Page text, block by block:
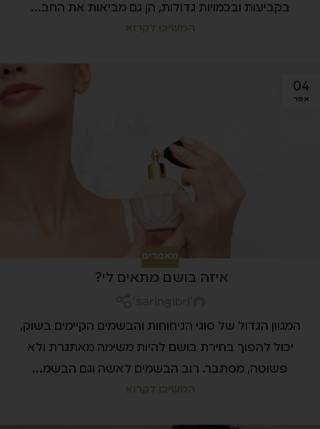
בקביעות ובכמויות גדולות, הן גם מביאות את החב...
המשיכו לקרוא
04
אפר
מאמרים
איזה בושם מתאים לי?
המגוון הגדול של סוגי הניחוחות והבשמים הקיימים בשוק,
יכול להפוך בחירת בושם להיות משימה מאתגרת ולא
פשוטה, מסתבר. רוב הבשמים לאשה וגם הבשמ...
המשיכו לקרוא